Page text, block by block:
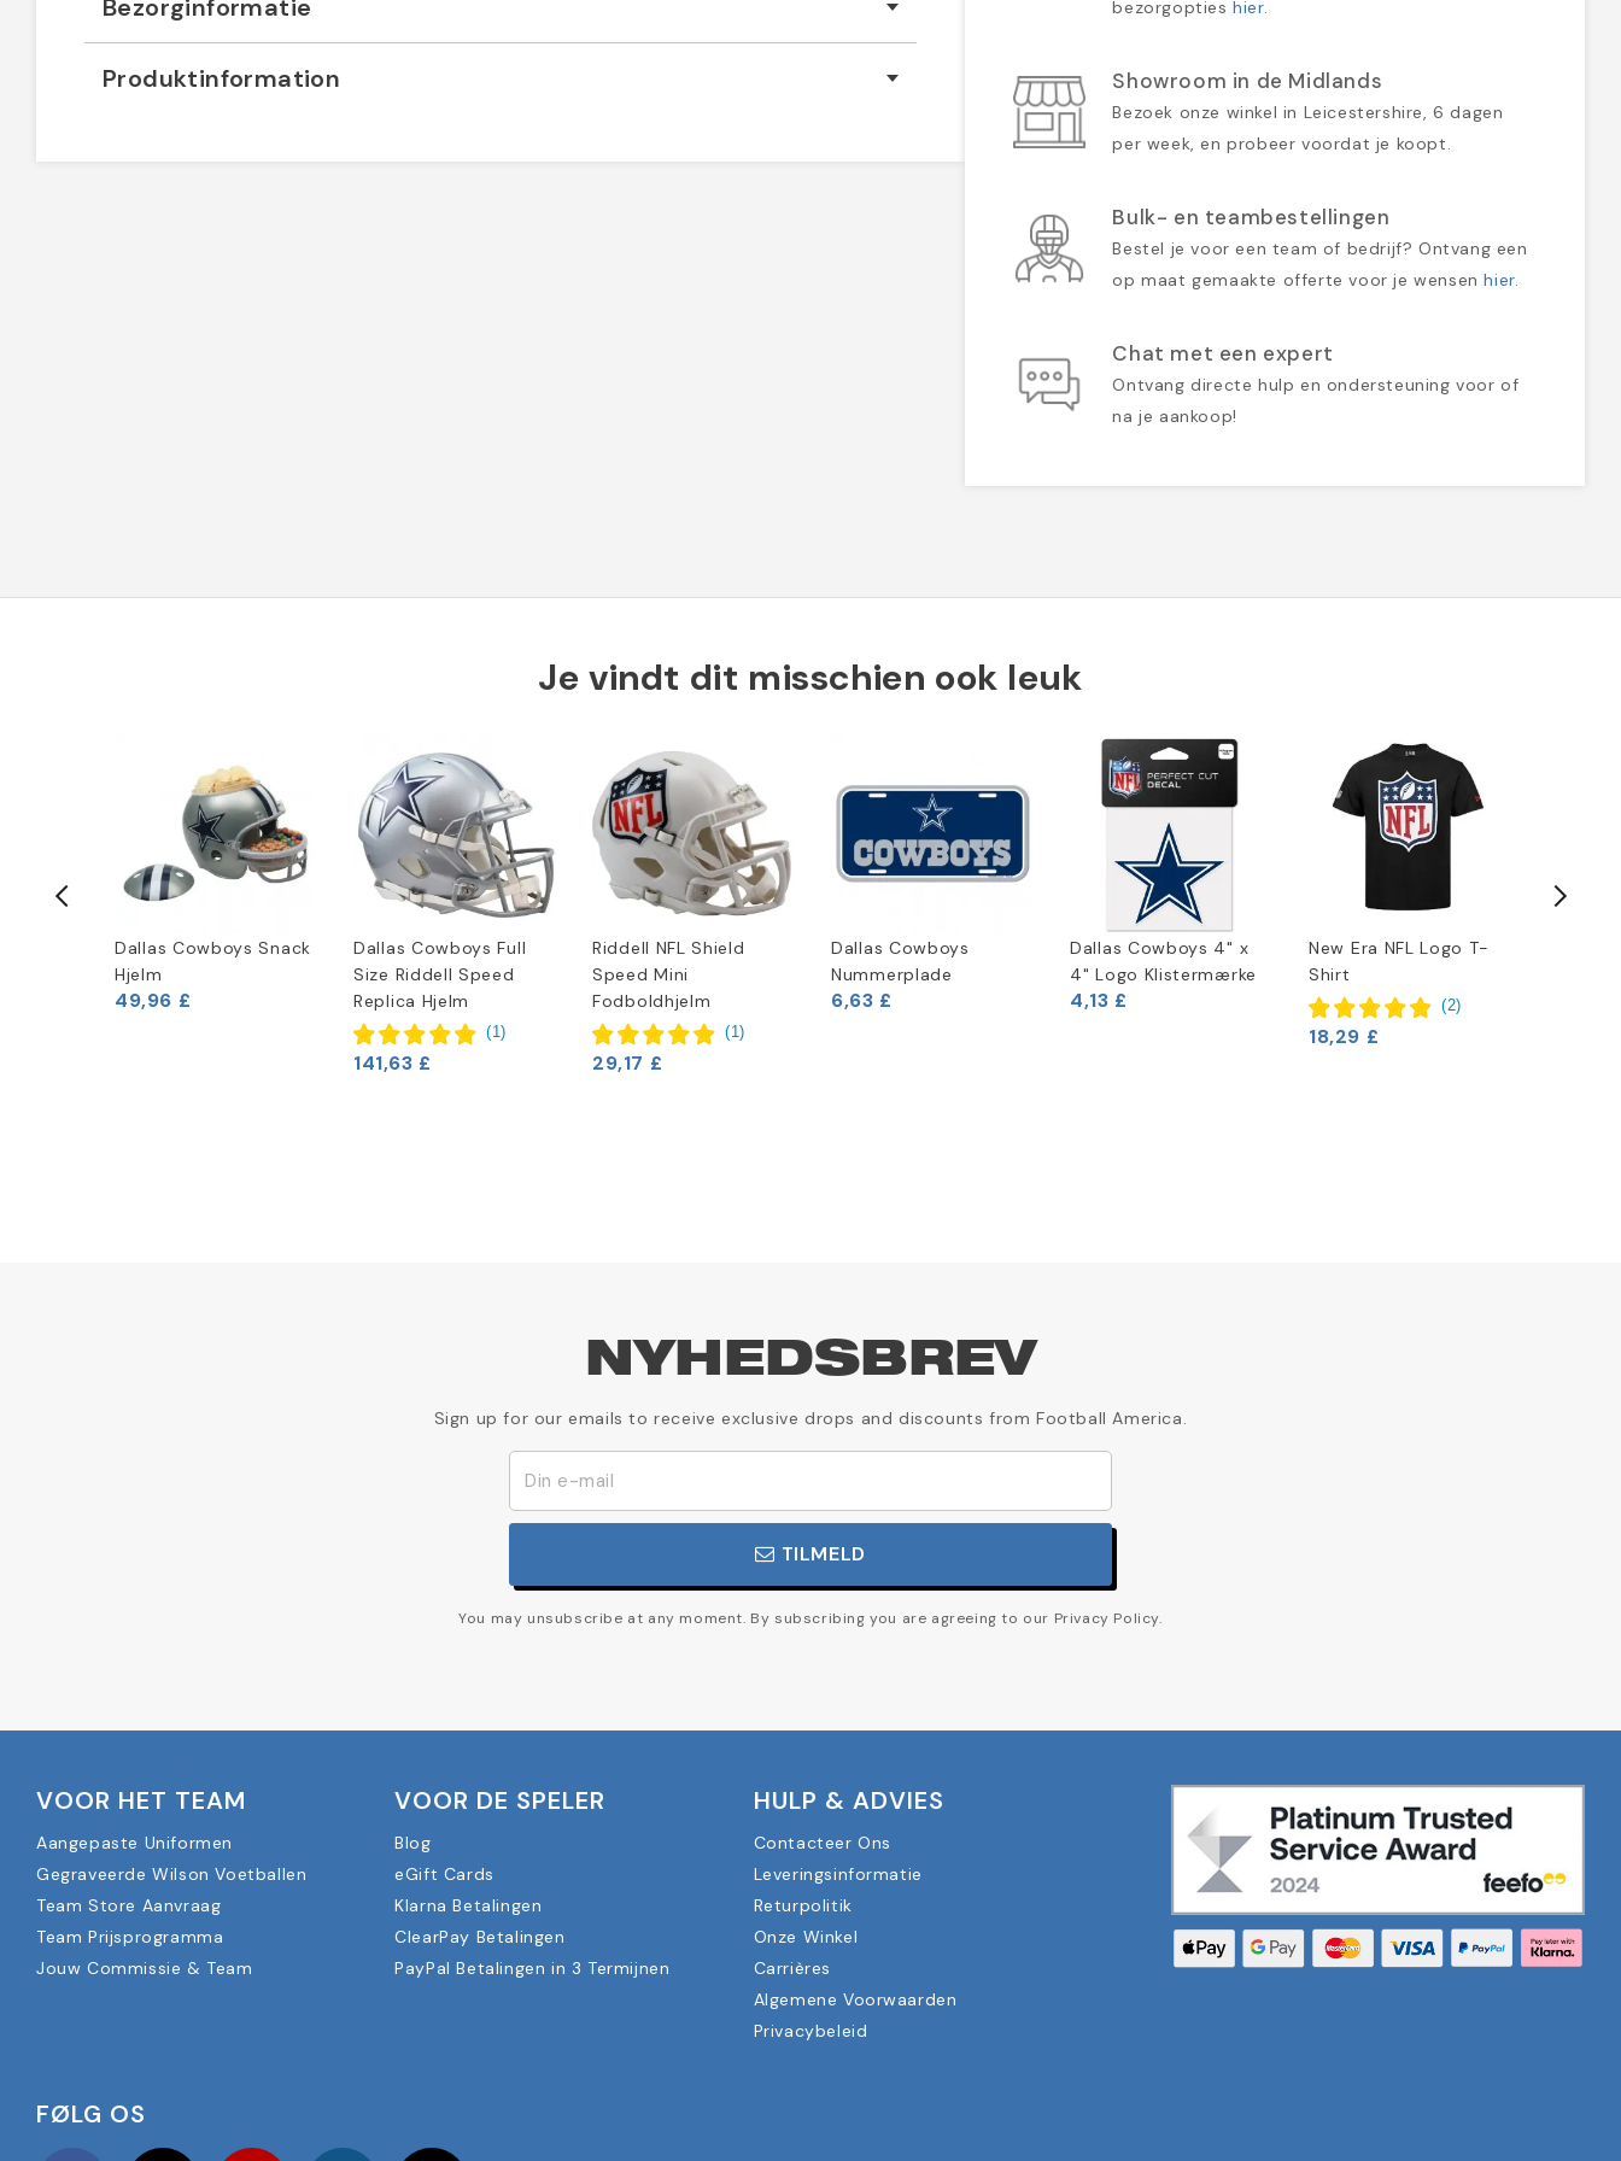
Bezorginformatie
Produktinformation
bezorgoptieshier.
Showroom in de Midlands
Bezoek onze winkel in Leicestershire, 6 dagen
per week, en probeer voordat je koopt.
Bulk- en teambestellingen
Bestel je voor een team of bedrijf? Ontvang een
op maat gemaakte offerte voor je wensenhier.
Chat met een expert
Ontvang directe hulp en ondersteuning voor of
na je aankoop!
Je vindt dit misschien ook leuk
Dallas Cowboys Snack
Hjelm
49,96 £
Dallas Cowboys Full
Size Riddell Speed
Replica Hjelm
(1)
141,63 £
Riddell NFL Shield
Speed Mini
Fodboldhjelm
(1)
29,17 £
Dallas Cowboys
Nummerplade
6,63 £
Dallas Cowboys 4" x
4" Logo Klistermærke
4,13 £
New Era NFL Logo T-
Shirt
(2)
18,29 £
NYHEDSBREV
Sign up for our emails to receive exclusive drops and discounts from Football America.
TILMELD
You may unsubscribe at any moment. By subscribing you are agreeing to our Privacy Policy.
VOOR HET TEAM
Aangepaste Uniformen
Gegraveerde Wilson Voetballen
Team Store Aanvraag
Team Prijsprogramma
Jouw Commissie & Team
VOOR DE SPELER
Blog
eGift Cards
Klarna Betalingen
ClearPay Betalingen
PayPal Betalingen in 3 Termijnen
HULP & ADVIES
Contacteer Ons
Leveringsinformatie
Returpolitik
Onze Winkel
Carrières
Algemene Voorwaarden
Privacybeleid
FØLG OS